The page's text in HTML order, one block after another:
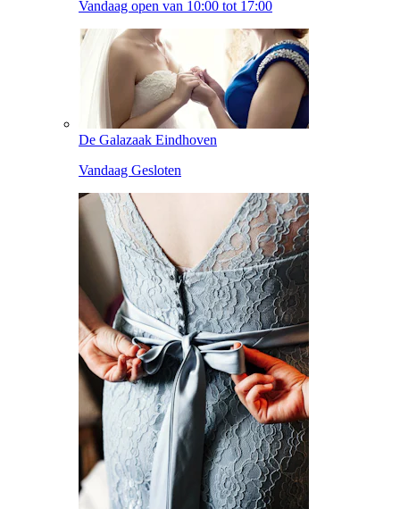
Vandaag open van 10:00 tot 17:00
De Galazaak Eindhoven
Vandaag Gesloten